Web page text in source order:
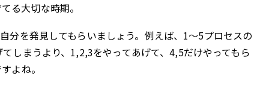
る大切な時期。
分を発見してもらいましょう。例えば、1～5プロセスの
しまうより、1,2,3をやってあげて、4,5だけやってもら
よね。